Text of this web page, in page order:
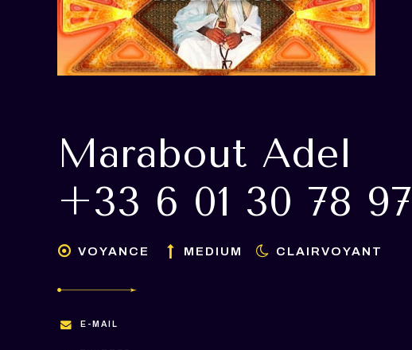
Marabout Adel
+33 6 01 30 78 97
VOYANCE MEDIUM CLAIRVOYANT
E-MAIL